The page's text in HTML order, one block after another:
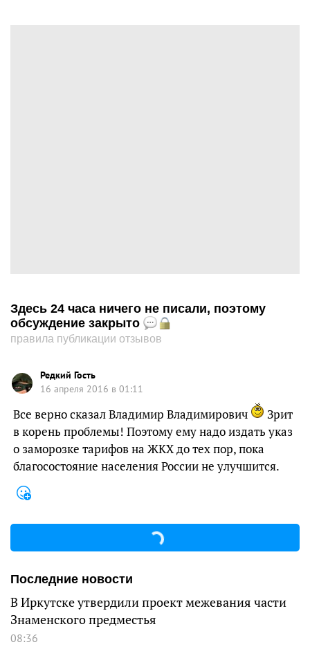
Здесь 24 часа ничего не писали, поэтому
обсуждение закрыто
правила публикации отзывов
Редкий Гость
16 апреля 2016 в 01:11
Все верно сказал Владимир Владимирович
Зрит
в корень проблемы! Поэтому ему надо издать указ
о заморозке тарифов на ЖКХ до тех пор, пока
благосостояние населения России не улучшится.
Последние новости
В Иркутске утвердили проект межевания части
Знаменского предместья
08:36